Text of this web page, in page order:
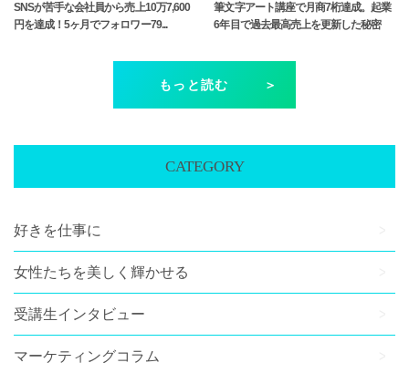
SNSが苦手な会社員から売上10万7,600
円を達成！5ヶ月でフォロワー79...
筆文字アート講座で月商7桁達成。起業
6年目で過去最高売上を更新した秘密
もっと読む
CATEGORY
好きを仕事に
女性たちを美しく輝かせる
受講生インタビュー
マーケティングコラム